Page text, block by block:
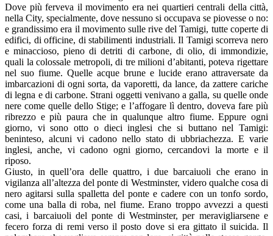
Dove più ferveva il movimento era nei quartieri centrali della città,
nella City, specialmente, dove nessuno si occupava se piovesse o no:
e grandissimo era il movimento sulle rive del Tamigi, tutte coperte di
edifici, di officine, di stabilimenti industriali. Il Tamigi scorreva nero
e minaccioso, pieno di detriti di carbone, di olio, di immondizie,
quali la colossale metropoli, di tre milioni d’abitanti, poteva rigettare
nel suo fiume. Quelle acque brune e lucide erano attraversate da
imbarcazioni di ogni sorta, da vaporetti, da lance, da zattere cariche
di legna e di carbone. Strani oggetti venivano a galla, su quelle onde
nere come quelle dello Stige; e l’affogare lì dentro, doveva fare più
ribrezzo e più paura che in qualunque altro fiume. Eppure ogni
giorno, vi sono otto o dieci inglesi che si buttano nel Tamigi:
beninteso, alcuni vi cadono nello stato di ubbriachezza. E varie
inglesi, anche, vi cadono ogni giorno, cercandovi la morte e il
riposo.
Giusto, in quell’ora delle quattro, i due barcaiuoli che erano in
vigilanza all’altezza del ponte di Westminster, videro qualche cosa di
nero agitarsi sulla spalletta del ponte e cadere con un tonfo sordo,
come una balla di roba, nel fiume. Erano troppo avvezzi a questi
casi, i barcaiuoli del ponte di Westminster, per meravigliarsene e
fecero forza di remi verso il posto dove si era gittato il suicida. Il